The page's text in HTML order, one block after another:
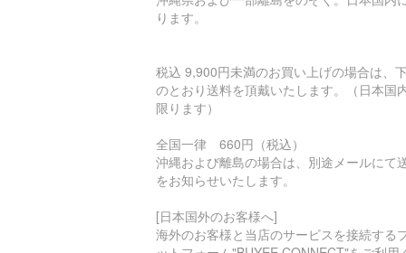
ります。
税込 9,900円未満のお買い上げの場合は、
のとおり送料を頂戴いたします。（日本国
限ります）
全国一律 660円（税込）
沖縄および離島の場合は、別途メールにて
をお知らせいたします。
[日本国外のお客様へ]
海外のお客様と当店のサービスを接続する